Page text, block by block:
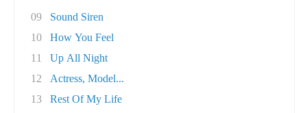
09
Sound Siren
10
How You Feel
11
Up All Night
12
Actress, Model...
13
Rest Of My Life